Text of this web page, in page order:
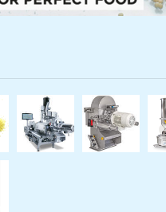
各种包埋式香精包埋式香精，柑
科倍